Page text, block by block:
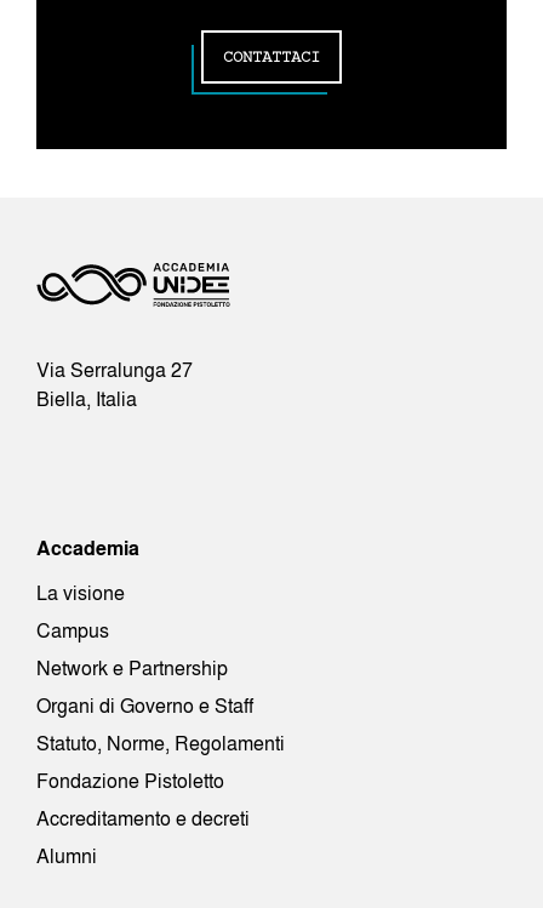
CONTATTACI
Via Serralunga 27
Biella, Italia
Accademia
La visione
Campus
Network e Partnership
Organi di Governo e Staff
Statuto, Norme, Regolamenti
Fondazione Pistoletto
Accreditamento e decreti
Alumni